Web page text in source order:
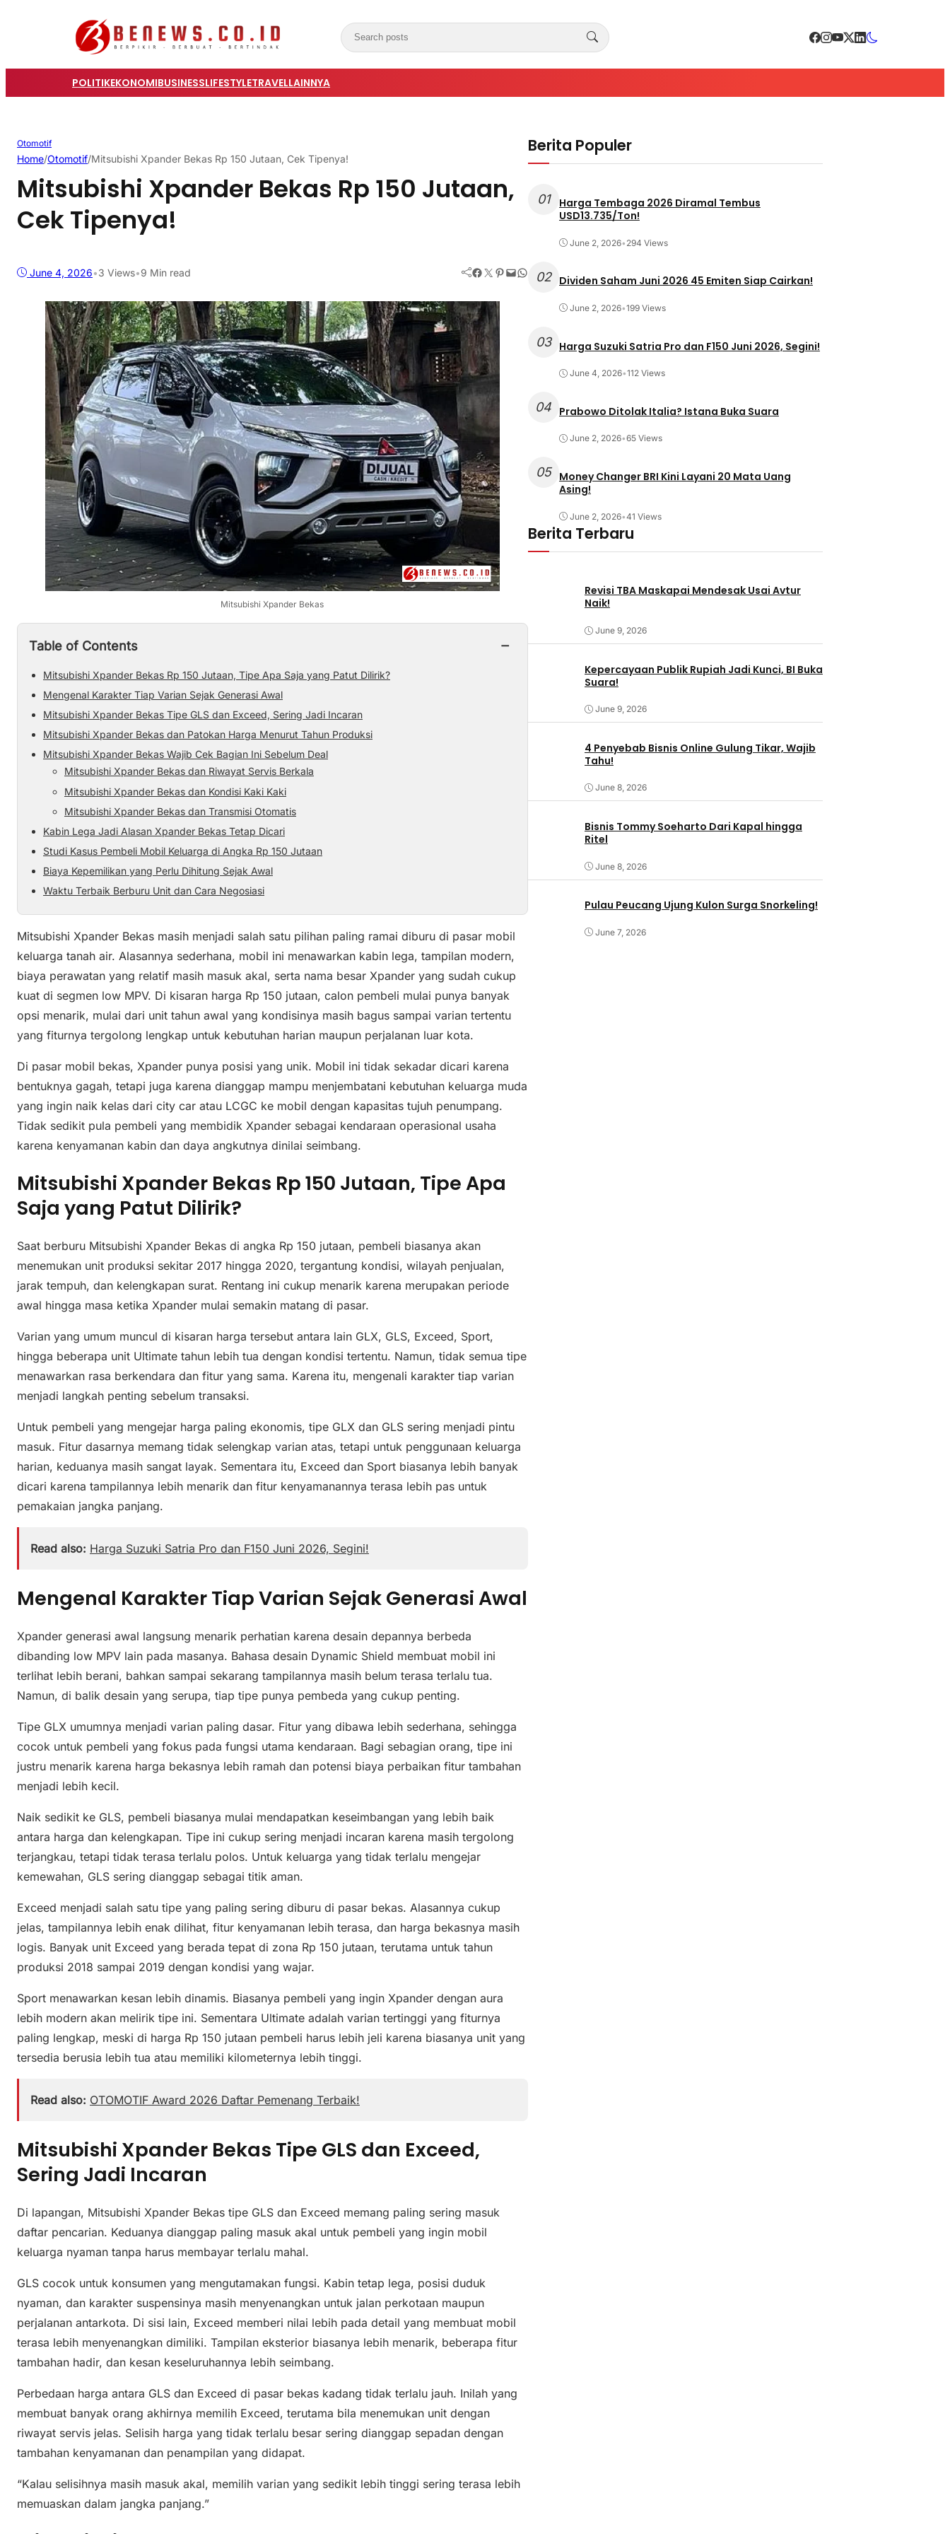
POLITIKEKONOMIBUSINESSLIFESTYLETRAVELLAINNYA
Otomotif
Home/Otomotif/Mitsubishi Xpander Bekas Rp 150 Jutaan, Cek Tipenya!
Mitsubishi Xpander Bekas Rp 150 Jutaan,
Cek Tipenya!
June 4, 2026•3 Views•9 Min read Facebook Twitter Pinterest Mail WhatsApp
Mitsubishi Xpander Bekas
Table of Contents −
Mitsubishi Xpander Bekas Rp 150 Jutaan, Tipe Apa Saja yang Patut Dilirik?
Mengenal Karakter Tiap Varian Sejak Generasi Awal
Mitsubishi Xpander Bekas Tipe GLS dan Exceed, Sering Jadi Incaran
Mitsubishi Xpander Bekas dan Patokan Harga Menurut Tahun Produksi
Mitsubishi Xpander Bekas Wajib Cek Bagian Ini Sebelum Deal
Mitsubishi Xpander Bekas dan Riwayat Servis Berkala
Mitsubishi Xpander Bekas dan Kondisi Kaki Kaki
Mitsubishi Xpander Bekas dan Transmisi Otomatis
Kabin Lega Jadi Alasan Xpander Bekas Tetap Dicari
Studi Kasus Pembeli Mobil Keluarga di Angka Rp 150 Jutaan
Biaya Kepemilikan yang Perlu Dihitung Sejak Awal
Waktu Terbaik Berburu Unit dan Cara Negosiasi
Mitsubishi Xpander Bekas masih menjadi salah satu pilihan paling ramai diburu di pasar mobil
keluarga tanah air. Alasannya sederhana, mobil ini menawarkan kabin lega, tampilan modern,
biaya perawatan yang relatif masih masuk akal, serta nama besar Xpander yang sudah cukup
kuat di segmen low MPV. Di kisaran harga Rp 150 jutaan, calon pembeli mulai punya banyak
opsi menarik, mulai dari unit tahun awal yang kondisinya masih bagus sampai varian tertentu
yang fiturnya tergolong lengkap untuk kebutuhan harian maupun perjalanan luar kota.
Di pasar mobil bekas, Xpander punya posisi yang unik. Mobil ini tidak sekadar dicari karena
bentuknya gagah, tetapi juga karena dianggap mampu menjembatani kebutuhan keluarga muda
yang ingin naik kelas dari city car atau LCGC ke mobil dengan kapasitas tujuh penumpang.
Tidak sedikit pula pembeli yang membidik Xpander sebagai kendaraan operasional usaha
karena kenyamanan kabin dan daya angkutnya dinilai seimbang.
Mitsubishi Xpander Bekas Rp 150 Jutaan, Tipe Apa
Saja yang Patut Dilirik?
Saat berburu Mitsubishi Xpander Bekas di angka Rp 150 jutaan, pembeli biasanya akan
menemukan unit produksi sekitar 2017 hingga 2020, tergantung kondisi, wilayah penjualan,
jarak tempuh, dan kelengkapan surat. Rentang ini cukup menarik karena merupakan periode
awal hingga masa ketika Xpander mulai semakin matang di pasar.
Varian yang umum muncul di kisaran harga tersebut antara lain GLX, GLS, Exceed, Sport,
hingga beberapa unit Ultimate tahun lebih tua dengan kondisi tertentu. Namun, tidak semua tipe
menawarkan rasa berkendara dan fitur yang sama. Karena itu, mengenali karakter tiap varian
menjadi langkah penting sebelum transaksi.
Untuk pembeli yang mengejar harga paling ekonomis, tipe GLX dan GLS sering menjadi pintu
masuk. Fitur dasarnya memang tidak selengkap varian atas, tetapi untuk penggunaan keluarga
harian, keduanya masih sangat layak. Sementara itu, Exceed dan Sport biasanya lebih banyak
dicari karena tampilannya lebih menarik dan fitur kenyamanannya terasa lebih pas untuk
pemakaian jangka panjang.
Read also: Harga Suzuki Satria Pro dan F150 Juni 2026, Segini!
Mengenal Karakter Tiap Varian Sejak Generasi Awal
Xpander generasi awal langsung menarik perhatian karena desain depannya berbeda
dibanding low MPV lain pada masanya. Bahasa desain Dynamic Shield membuat mobil ini
terlihat lebih berani, bahkan sampai sekarang tampilannya masih belum terasa terlalu tua.
Namun, di balik desain yang serupa, tiap tipe punya pembeda yang cukup penting.
Tipe GLX umumnya menjadi varian paling dasar. Fitur yang dibawa lebih sederhana, sehingga
cocok untuk pembeli yang fokus pada fungsi utama kendaraan. Bagi sebagian orang, tipe ini
justru menarik karena harga bekasnya lebih ramah dan potensi biaya perbaikan fitur tambahan
menjadi lebih kecil.
Naik sedikit ke GLS, pembeli biasanya mulai mendapatkan keseimbangan yang lebih baik
antara harga dan kelengkapan. Tipe ini cukup sering menjadi incaran karena masih tergolong
terjangkau, tetapi tidak terasa terlalu polos. Untuk keluarga yang tidak terlalu mengejar
kemewahan, GLS sering dianggap sebagai titik aman.
Exceed menjadi salah satu tipe yang paling sering diburu di pasar bekas. Alasannya cukup
jelas, tampilannya lebih enak dilihat, fitur kenyamanan lebih terasa, dan harga bekasnya masih
logis. Banyak unit Exceed yang berada tepat di zona Rp 150 jutaan, terutama untuk tahun
produksi 2018 sampai 2019 dengan kondisi yang wajar.
Sport menawarkan kesan lebih dinamis. Biasanya pembeli yang ingin Xpander dengan aura
lebih modern akan melirik tipe ini. Sementara Ultimate adalah varian tertinggi yang fiturnya
paling lengkap, meski di harga Rp 150 jutaan pembeli harus lebih jeli karena biasanya unit yang
tersedia berusia lebih tua atau memiliki kilometernya lebih tinggi.
Read also: OTOMOTIF Award 2026 Daftar Pemenang Terbaik!
Mitsubishi Xpander Bekas Tipe GLS dan Exceed,
Sering Jadi Incaran
Di lapangan, Mitsubishi Xpander Bekas tipe GLS dan Exceed memang paling sering masuk
daftar pencarian. Keduanya dianggap paling masuk akal untuk pembeli yang ingin mobil
keluarga nyaman tanpa harus membayar terlalu mahal.
GLS cocok untuk konsumen yang mengutamakan fungsi. Kabin tetap lega, posisi duduk
nyaman, dan karakter suspensinya masih menyenangkan untuk jalan perkotaan maupun
perjalanan antarkota. Di sisi lain, Exceed memberi nilai lebih pada detail yang membuat mobil
terasa lebih menyenangkan dimiliki. Tampilan eksterior biasanya lebih menarik, beberapa fitur
tambahan hadir, dan kesan keseluruhannya lebih seimbang.
Perbedaan harga antara GLS dan Exceed di pasar bekas kadang tidak terlalu jauh. Inilah yang
membuat banyak orang akhirnya memilih Exceed, terutama bila menemukan unit dengan
riwayat servis jelas. Selisih harga yang tidak terlalu besar sering dianggap sepadan dengan
tambahan kenyamanan dan penampilan yang didapat.
“Kalau selisihnya masih masuk akal, memilih varian yang sedikit lebih tinggi sering terasa lebih
memuaskan dalam jangka panjang.”
Berita Populer
01
Harga Tembaga 2026 Diramal Tembus
USD13.735/Ton!
June 2, 2026• 294 Views
02 Dividen Saham Juni 2026 45 Emiten Siap Cairkan!
June 2, 2026•199 Views
03 Harga Suzuki Satria Pro dan F150 Juni 2026, Segini!
June 4, 2026•112 Views
04 Prabowo Ditolak Italia? Istana Buka Suara
June 2, 2026•65 Views
05
Money Changer BRI Kini Layani 20 Mata Uang
Asing!
June 2, 2026•41 Views
Berita Terbaru
Revisi TBA Maskapai Mendesak Usai Avtur
Naik!
June 9, 2026
Kepercayaan Publik Rupiah Jadi Kunci, BI Buka
Suara!
June 9, 2026
4 Penyebab Bisnis Online Gulung Tikar, Wajib
Tahu!
June 8, 2026
Bisnis Tommy Soeharto Dari Kapal hingga
Ritel
June 8, 2026
Pulau Peucang Ujung Kulon Surga Snorkeling!
June 7, 2026